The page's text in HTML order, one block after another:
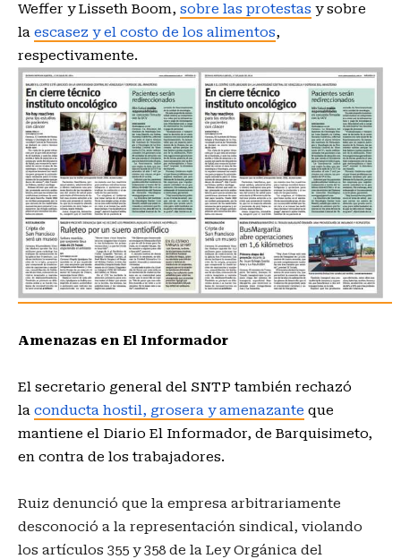
Weffer y Lisseth Boom, sobre las protestas y sobre
la escasez y el costo de los alimentos,
respectivamente.
Amenazas en El Informador
El secretario general del SNTP también rechazó
la conducta hostil, grosera y amenazante que
mantiene el Diario El Informador, de Barquisimeto,
en contra de los trabajadores.
Ruiz denunció que la empresa arbitrariamente
desconoció a la representación sindical, violando
los artículos 355 y 358 de la Ley Orgánica del